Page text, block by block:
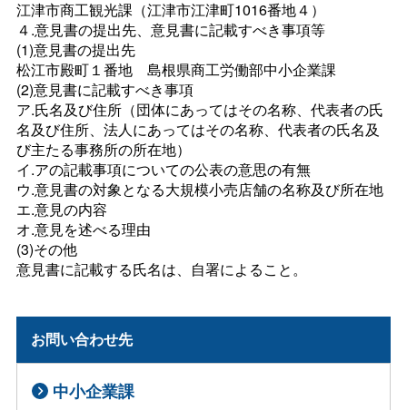
江津市商工観光課（江津市江津町1016番地４）
４.意見書の提出先、意見書に記載すべき事項等
(1)意見書の提出先
松江市殿町１番地 島根県商工労働部中小企業課
(2)意見書に記載すべき事項
ア.氏名及び住所（団体にあってはその名称、代表者の氏
名及び住所、法人にあってはその名称、代表者の氏名及
び主たる事務所の所在地）
イ.アの記載事項についての公表の意思の有無
ウ.意見書の対象となる大規模小売店舗の名称及び所在地
エ.意見の内容
オ.意見を述べる理由
(3)その他
意見書に記載する氏名は、自署によること。
お問い合わせ先
中小企業課